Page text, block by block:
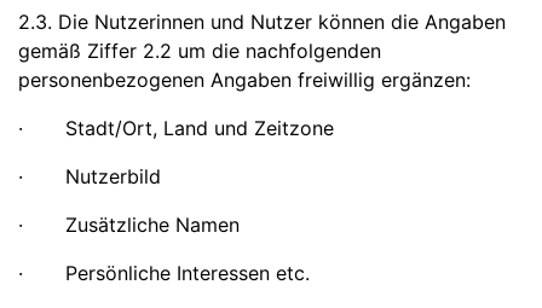
2.3. Die Nutzerinnen und Nutzer können die Angaben
gemäß Ziffer 2.2 um die nachfolgenden
personenbezogenen Angaben freiwillig ergänzen:
· Stadt/Ort, Land und Zeitzone
· Nutzerbild
· Zusätzliche Namen
· Persönliche Interessen etc.